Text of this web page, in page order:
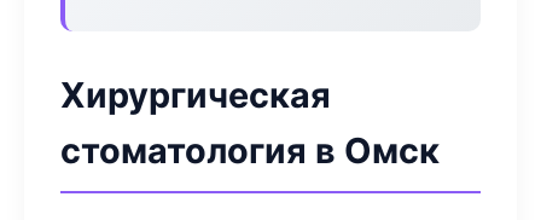
Хирургическая
стоматология в Омск